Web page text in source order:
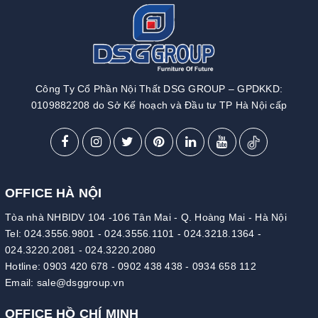
Công Ty Cổ Phần Nội Thất DSG GROUP – GPDKKD:
0109882208 do Sở Kế hoạch và Đầu tư TP Hà Nội cấp
OFFICE HÀ NỘI
Tòa nhà NHBIDV 104 -106 Tân Mai - Q. Hoàng Mai - Hà Nội
Tel:024.3556.9801 -024.3556.1101 -024.3218.1364 -
024.3220.2081 - 024.3220.2080
Hotline:0903 420 678 - 0902 438 438 - 0934 658 112
Email: sale@dsggroup.vn
OFFICE HỒ CHÍ MINH